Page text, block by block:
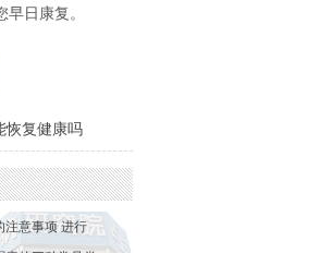
早日康复。
恢复健康吗
注意事项 进行